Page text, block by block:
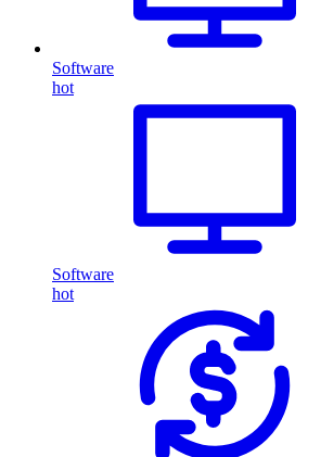
Software
hot
Software
hot